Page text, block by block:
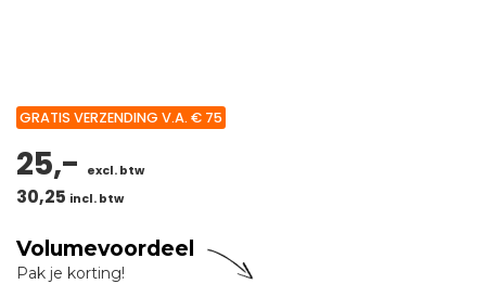
GRATIS VERZENDING V.A. € 75
25,- excl. btw
30,25 incl. btw
Volumevoordeel
Pak je korting!